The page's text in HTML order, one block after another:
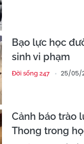
Bạo lực học
sinh vi phạm
Đời sống 247 25/05/
Cảnh báo trào
Thong trong